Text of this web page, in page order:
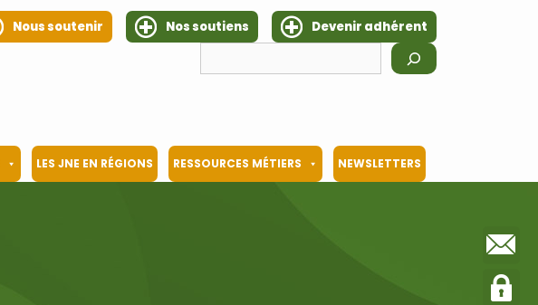
Nous soutenir Nos soutiens
Devenir adhérent
LES JNE EN RÉGIONS RESSOURCES MÉTIERS NEWSLETTERS